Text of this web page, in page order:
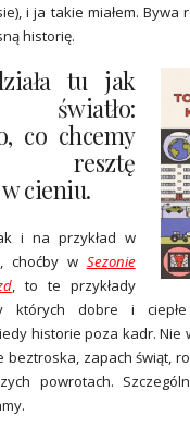
i ja takie miałem. Bywa
historię.
tu jak
co chcemy
resztę
cieniu.
i na przykład w
choćby w Sezonie
, to te przykłady
których dobre i
historie poza kadr. Nie
beztroska, zapach świąt,
powrotach.